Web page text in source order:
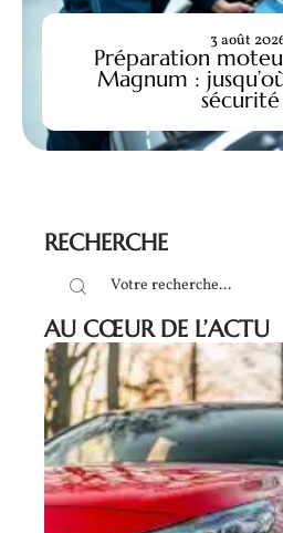
Préparation
Magnum :
sécurité
3 août
RECHERCHE
AU CŒUR DE L’ACTU